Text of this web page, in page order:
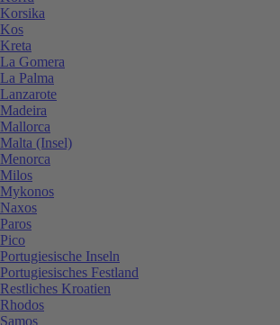
Korsika
Kos
Kreta
La Gomera
La Palma
Lanzarote
Madeira
Mallorca
Malta (Insel)
Menorca
Milos
Mykonos
Naxos
Paros
Pico
Portugiesische Inseln
Portugiesisches Festland
Restliches Kroatien
Rhodos
Samos